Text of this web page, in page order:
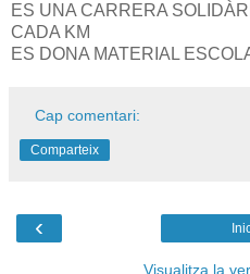
ES UNA CARRERA
CADA KM
ES DONA MATERIAL
Cap comentari:
Comparteix
‹
Visualitza la